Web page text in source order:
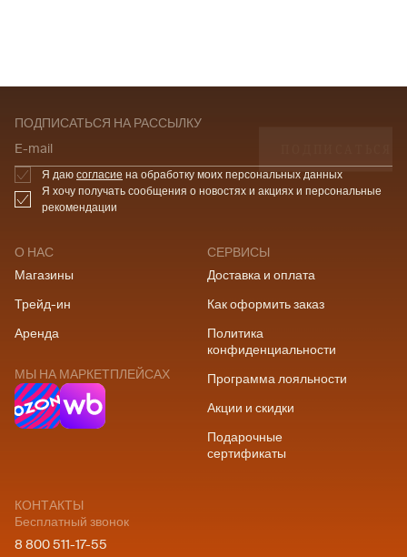
О НАС
Магазины
Трейд-ин
Аренда
МЫ НА МАРКЕТПЛЕЙСАХ
СЕРВИСЫ
Доставка и оплата
Как оформить заказ
Политика
конфиденциальности
Программа лояльности
Акции и скидки
Подарочные
сертификаты
КОНТАКТЫ
Бесплатный звонок
8 800 511-17-55
ПОДПИСАТЬСЯ НА РАССЫЛКУ
E-mail
Я даю согласие на обработку моих персональных данных
Я хочу получать сообщения о новостях и акциях и персональные
рекомендации